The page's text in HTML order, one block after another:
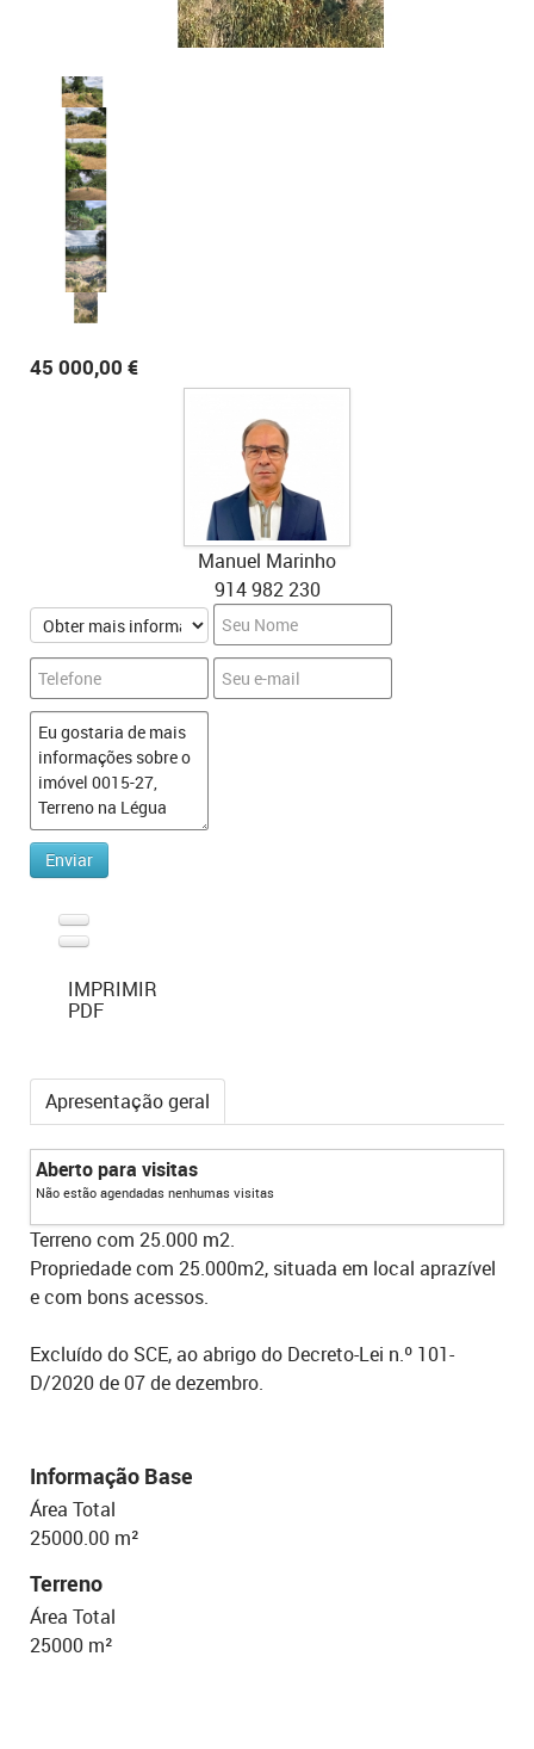
45 000,00 €
Manuel Marinho
914 982 230
IMPRIMIR
PDF
Apresentação geral
Aberto para visitas
Não estão agendadas nenhumas visitas
Terreno com 25.000 m2.
Propriedade com 25.000m2, situada em local aprazível
e com bons acessos.
Excluído do SCE, ao abrigo do Decreto-Lei n.º 101-
D/2020 de 07 de dezembro.
Informação Base
Área Total
25000.00 m²
Terreno
Área Total
25000 m²